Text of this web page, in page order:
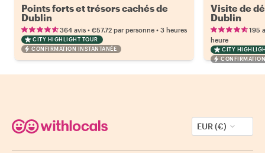
Points forts et trésors cachés de
Dublin
364 avis • €57.72 par personne • 3 heures
CITY HIGHLIGHT TOUR
CONFIRMATION INSTANTANÉE
Visite de
Dublin
195
heure
CITY
EUR (€)